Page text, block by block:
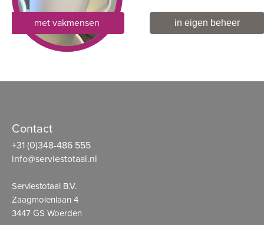
met vakmensen in eigen beheer
Contact
+31 (0)348-486 555
info@serviestotaal.nl
Serviestotaal B.V.
Zaagmolenlaan 4
3447 GS Woerden